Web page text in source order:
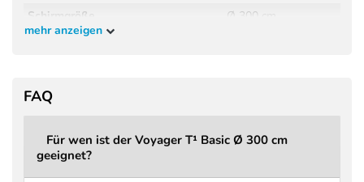
Schirmgröße
Ø 300 cm
Schirmfläche
Höhe geöffnet
Material Gestell
Aluminium
Griff
mehr anzeigen
FAQ
Für wen ist der Voyager T¹ Basic Ø 300 cm
geeignet?